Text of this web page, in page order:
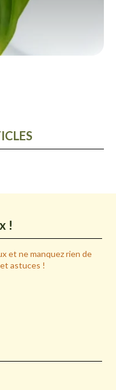
!
et ne manquez rien de
astuces !